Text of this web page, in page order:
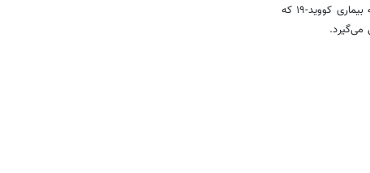
کووید-۱۹ در حال حاضر در رتبه هجدهم در جدول جهانی کرونا قرار دارد. روند افزایش آمار ابتلا به بیماری کووید-۱۹ که